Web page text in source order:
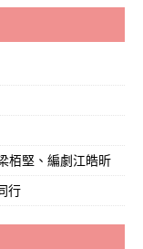
栢堅、編劇江皓昕
行